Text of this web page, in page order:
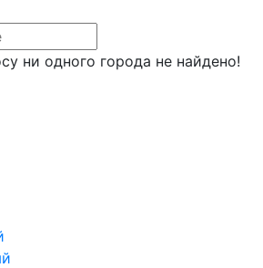
ни одного города не найдено!